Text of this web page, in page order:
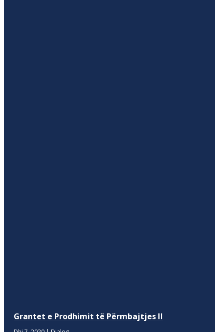
Grantet e Prodhimit të Përmbajtjes II